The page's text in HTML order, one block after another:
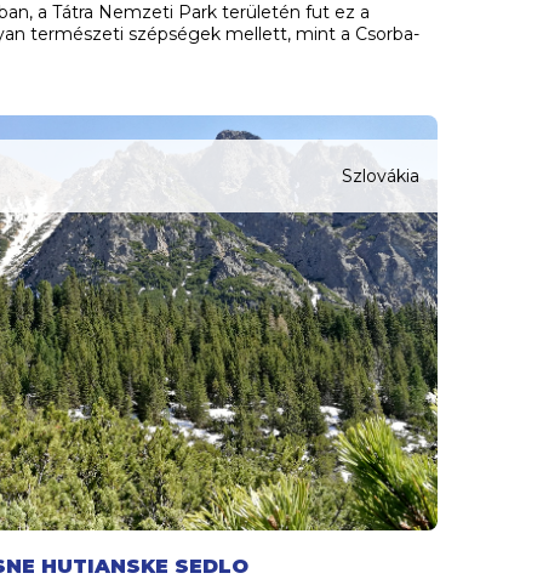
a Tátra Nemzeti Park területén fut ez a
természeti szépségek mellett, mint a Csorba-
HUTIANSKE SEDLO
Szlovákia